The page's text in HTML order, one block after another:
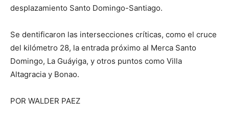
desplazamiento Santo Domingo-Santiago.
Se dentificaron las intersecciones críticas, como el cruce
del kilómetro 28, la entrada próximo al Merca Santo
Domingo, La Guáyiga, y otros puntos como Villa
Altagracia y Bonao.
POR WALDER PAEZ